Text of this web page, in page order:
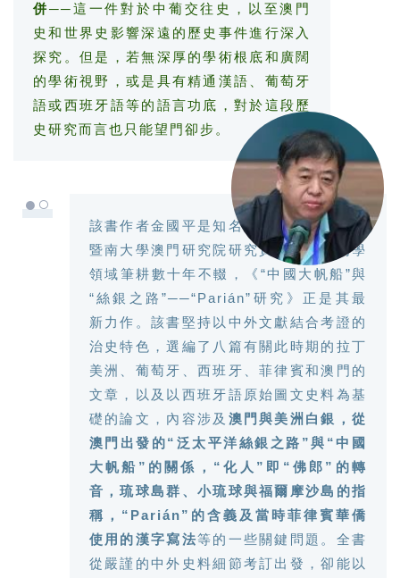
併──這一件對於中葡交往史，以至澳門
史和世界史影響深遠的歷史事件進行深入
探究。但是，若無深厚的學術根底和廣闊
的學術視野，或是具有精通漢語、葡萄牙
語或西班牙語等的語言功底，對於這段歷
史研究而言也只能望門卻步。
●○
該書作者金國平是知名澳門史專家，現任
暨南大學澳門研究院研究員。他在澳門學
領域筆耕數十年不輟，《“中國大帆船”與
“絲銀之路”──“Parián”研究》正是其最
新力作。該書堅持以中外文獻結合考證的
治史特色，選編了八篇有關此時期的拉丁
美洲、葡萄牙、西班牙、菲律賓和澳門的
文章，以及以西班牙語原始圖文史料為基
礎的論文，內容涉及 澳門與美洲白銀，從
澳門出發的“泛太平洋絲銀之路”與“中國
大帆船”的關係，“化人”即“佛郎”的轉
音，琉球島群、小琉球與福爾摩沙島的指
稱，“Parián”的含義及當時菲律賓華僑
使用的漢字寫法等的一些關鍵問題。全書
從嚴謹的中外史料細節考訂出發，卻能以